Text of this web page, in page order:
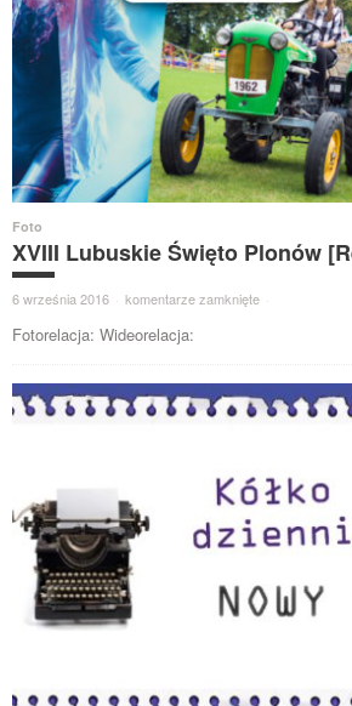
Foto
XVIII Lubuskie Święto Plonów
6 września 2016 · komentarze zamknięte ·
Fotorelacja: Wideorelacja: